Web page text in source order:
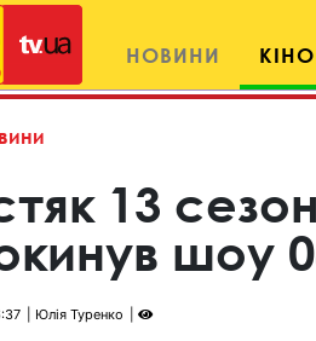
НОВИНИ КІНО
13
шоу
Юлія Туренко